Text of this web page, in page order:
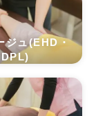
ジュ(EHD・
DPL)